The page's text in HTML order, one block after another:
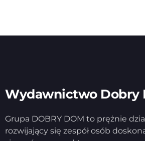
Wydawnictwo Dobry
Grupa DOBRY DOM to prężnie
rozwijający się zespół osób